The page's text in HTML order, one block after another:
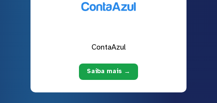
ContaAzul
Saiba mais →